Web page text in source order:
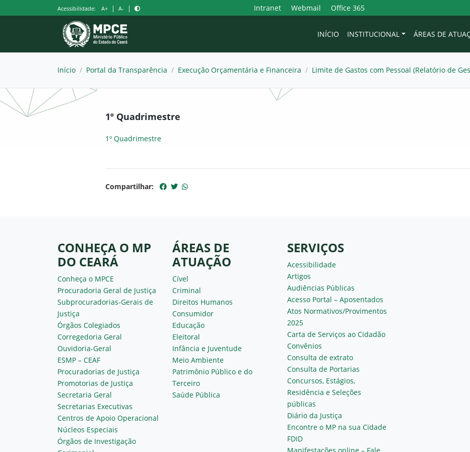
para
Acessibilidade: A+ | A- | Intranet Webmail Office 365
INÍCIO INSTITUCIONAL ÁREAS DE
Início / Portal da Transparência / Execução Orçamentária e Financeira / Limite de Gastos com Pessoal (Relatório de
1º Quadrimestre
1º Quadrimestre
Compartilhar:
CONHEÇA O MP
DO CEARÁ
Conheça o MPCE
Procuradoria Geral de Justiça
Subprocuradorias-Gerais de
Justiça
Órgãos Colegiados
Corregedoria Geral
Ouvidoria-Geral
ESMP – CEAF
Procuradorias de Justiça
Promotorias de Justiça
Secretaria Geral
Secretarias Executivas
Centros de Apoio Operacional
Núcleos Especiais
Órgãos de Investigação
ÁREAS DE
ATUAÇÃO
Cível
Criminal
Direitos Humanos
Consumidor
Educação
Eleitoral
Infância e Juventude
Meio Ambiente
Patrimônio Público e do
Terceiro
Saúde Pública
SERVIÇOS
Acessibilidade
Artigos
Audiências Públicas
Acesso Portal – Aposentados
Atos Normativos/Provimentos
2025
Carta de Serviços ao Cidadão
Convênios
Consulta de extrato
Consulta de Portarias
Concursos, Estágios,
Residência e Seleções
públicas
Diário da Justiça
Encontre o MP na sua Cidade
FDID